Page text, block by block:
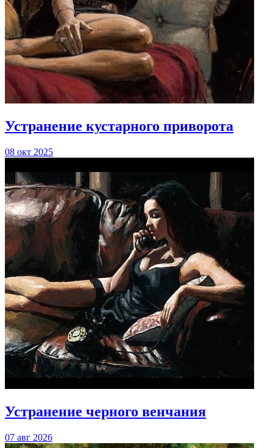
Устранение кустарного приворота
08 окт 2025
Устранение черного венчания
07 авг 2026